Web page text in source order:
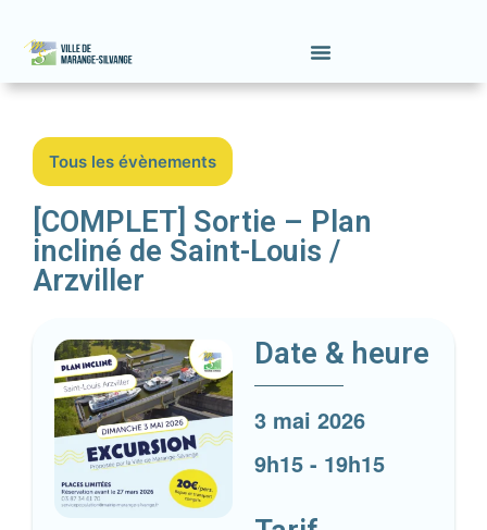
Tous les évènements
[COMPLET] Sortie – Plan
incliné de Saint-Louis /
Arzviller
Date & heure
3 mai 2026
9h15 - 19h15